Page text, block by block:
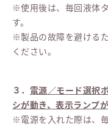
※使用後は、毎回液体
す。
※製品の故障を避ける
ください。
３． 電源／モード選択
シが動き、表示ランプ
※電源を入れた際は、